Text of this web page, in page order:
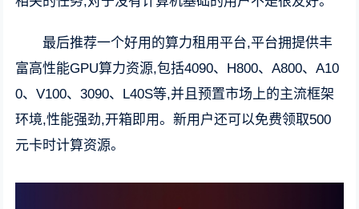
最后推荐一个好用的算力租用平台,平台拥提供丰
富高性能GPU算力资源,包括4090、H800、A800、A10
0、V100、3090、L40S等,并且预置市场上的主流框架
环境,性能强劲,开箱即用。新用户还可以免费领取500
元卡时计算资源。